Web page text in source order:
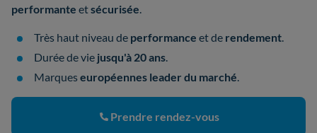
performante etsécurisée.
Très haut niveau de performance et de rendement.
Durée de vie jusqu'à 20 ans.
Marqueseuropéennes leader du marché.
Prendre rendez-vous